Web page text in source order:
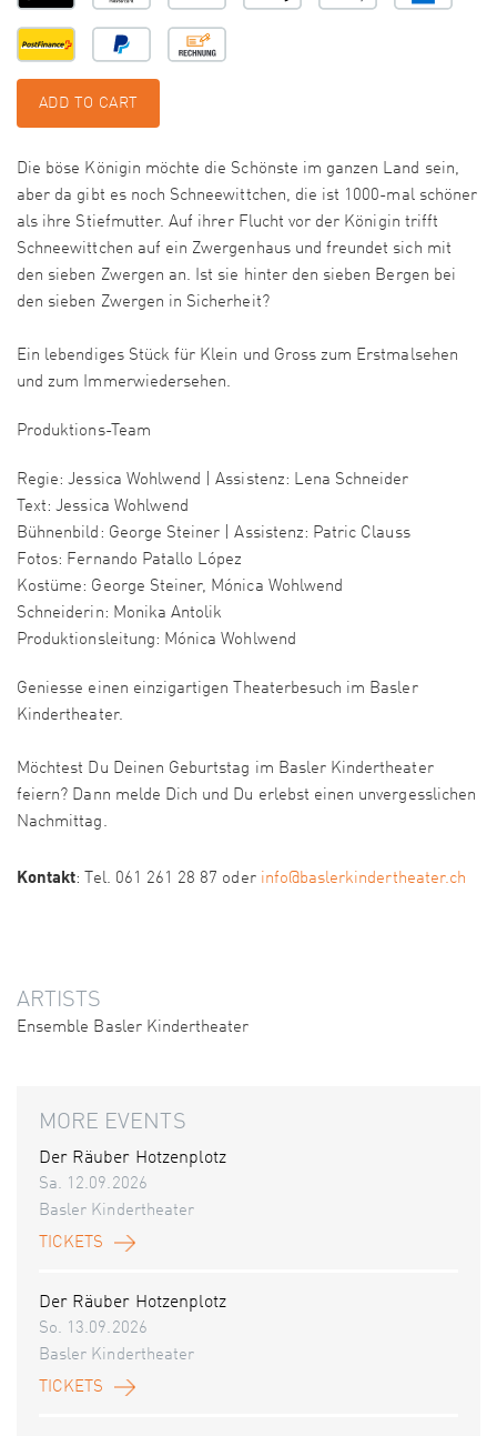
ADD TO CART
Die böse Königin möchte die Schönste im ganzen Land sein,
aber da gibt es noch Schneewittchen, die ist 1000-mal schöner
als ihre Stiefmutter. Auf ihrer Flucht vor der Königin trifft
Schneewittchen auf ein Zwergenhaus und freundet sich mit
den sieben Zwergen an. Ist sie hinter den sieben Bergen bei
den sieben Zwergen in Sicherheit?
Ein lebendiges Stück für Klein und Gross zum Erstmalsehen
und zum Immerwiedersehen.
Produktions-Team
Regie: Jessica Wohlwend | Assistenz: Lena Schneider
Text: Jessica Wohlwend
Bühnenbild: George Steiner | Assistenz: Patric Clauss
Fotos: Fernando Patallo López
Kostüme: George Steiner, Mónica Wohlwend
Schneiderin: Monika Antolik
Produktionsleitung: Mónica Wohlwend
Geniesse einen einzigartigen Theaterbesuch im Basler
Kindertheater.
Möchtest Du Deinen Geburtstag im Basler Kindertheater
feiern? Dann melde Dich und Du erlebst einen unvergesslichen
Nachmittag.
Kontakt: Tel. 061 261 28 87 oder info@baslerkindertheater.ch
ARTISTS
Ensemble Basler Kindertheater
MORE EVENTS
Der Räuber Hotzenplotz
Sa. 12.09.2026
Basler Kindertheater
TICKETS
Der Räuber Hotzenplotz
So. 13.09.2026
Basler Kindertheater
TICKETS